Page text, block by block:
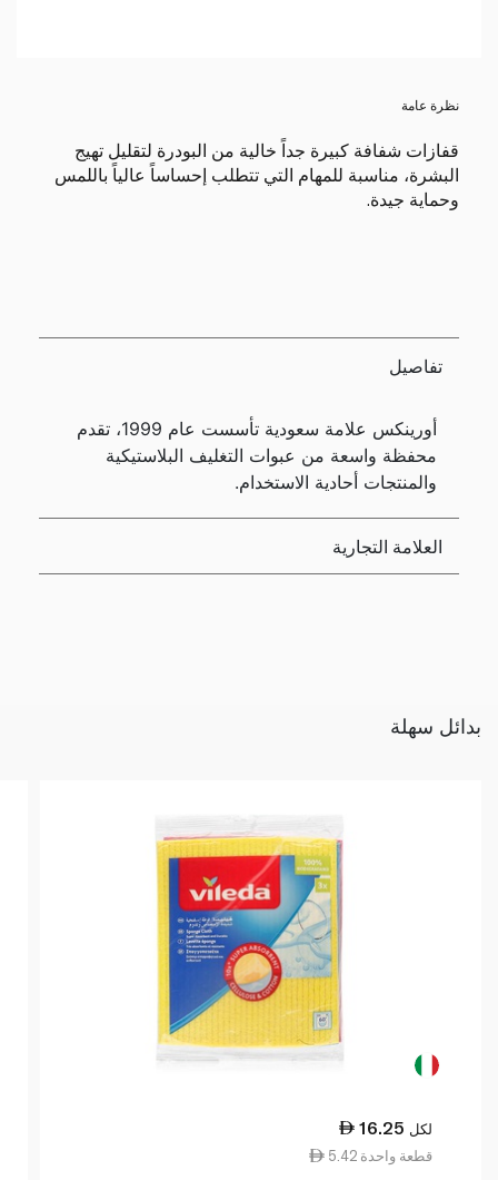
نظرة عامة
قفازات شفافة كبيرة جداً خالية من البودرة لتقليل تهيج
البشرة، مناسبة للمهام التي تتطلب إحساساً عالياً باللمس
وحماية جيدة.
تفاصيل
أورينكس علامة سعودية تأسست عام 1999، تقدم
محفظة واسعة من عبوات التغليف البلاستيكية
والمنتجات أحادية الاستخدام.
العلامة التجارية
بدائل سهلة
16.25 لكل
5.42 قطعة واحدة